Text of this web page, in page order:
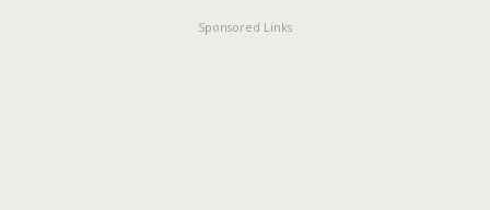
Sponsored Links